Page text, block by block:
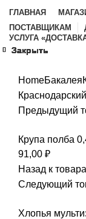
ГЛАВНАЯ
ПОСТАВЩИКАМ
УСЛУГА
HomeБакалея
Предыдущий
Крупа полба
91,00 ₽
Назад к
Следующий
Хлопья
Закрыть
Закрыть
Закрыть
Закрыть
Закрыть
Закрыть
Закрыть
Закрыть